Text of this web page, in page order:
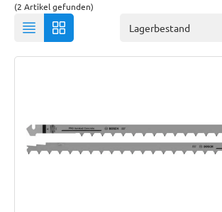
(2 Artikel gefunden)